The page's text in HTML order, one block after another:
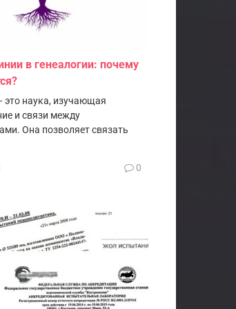
в генеалогии: почему
это наука, изучающая
и связи между
Она позволяет связать
0